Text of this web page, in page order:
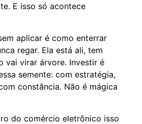
E isso só acontece
aplicar é como enterrar
regar. Ela está ali, tem
vai virar árvore. Investir é
semente: com estratégia,
constância. Não é mágica
do comércio eletrônico isso